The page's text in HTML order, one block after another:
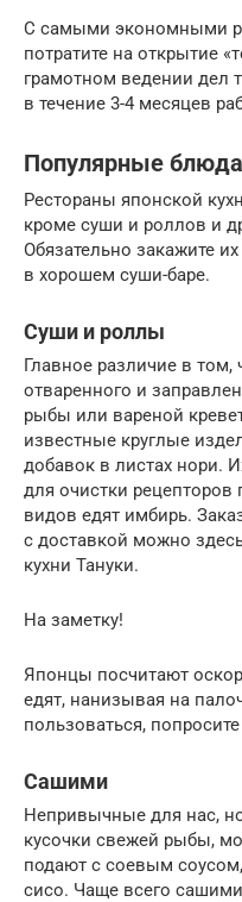
С самыми экономными
потратите на открытие
грамотном ведении дел
в течение 3-4 месяцев
Популярные
Рестораны японской
кроме суши и роллов и
Обязательно закажите
в хорошем суши-баре.
Суши и роллы
Главное различие в том,
отваренного и
рыбы или вареной
известные круглые
добавок в листах нори.
для очистки
видов едят имбирь.
с доставкой можно
кухни Тануки.
На заметку!
Японцы посчитают
едят, нанизывая на
пользоваться,
Сашими
Непривычные для нас,
кусочки свежей рыбы,
подают с соевым
сисо. Чаще всего